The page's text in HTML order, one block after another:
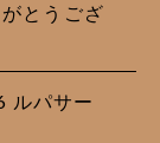
とうござ
ルパサー